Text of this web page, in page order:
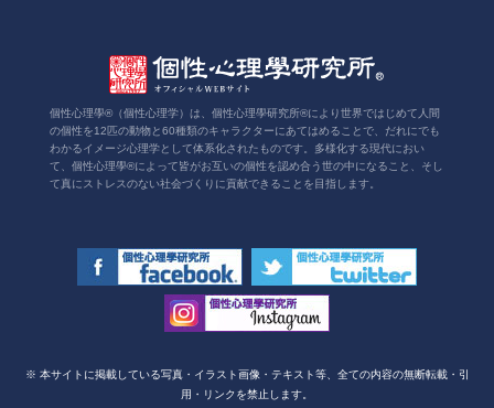
個性心理學®（個性心理学）は、個性心理學研究所®により世界ではじめて人間
の個性を12匹の動物と60種類のキャラクターにあてはめることで、だれにでも
わかるイメージ心理学として体系化されたものです。多様化する現代におい
て、個性心理學®によって皆がお互いの個性を認め合う世の中になること、そし
て真にストレスのない社会づくりに貢献できることを目指します。
※ 本サイトに掲載している写真・イラスト画像・テキスト等、全ての内容の無断転載・引
用・リンクを禁止します。